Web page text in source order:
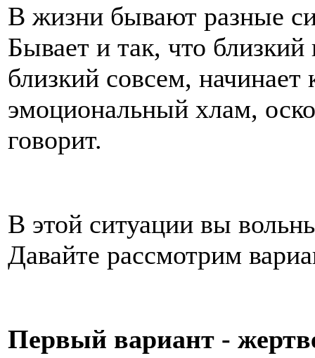
В жизни бывают разные
Бывает и так, что
близкий совсем,
эмоциональный хлам,
говорит.
В этой ситуации вы
Давайте рассмотрим
Первый вариант -